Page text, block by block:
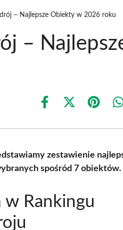
– Najlepsze Obiekty w 2026 roku
–
Share
Share
(Twitter)
Share
zestawienie
spośród 7 obiektów.
w Rankingu